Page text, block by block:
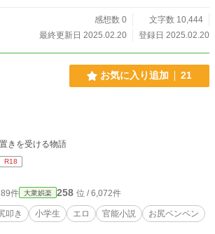
感想数 0
文字数 10,444
最終更新日 2025.02.20
登録日 2025.02.20
お気に入り追加 21
きを受ける物語
R18
件 大衆娯楽 258 位 / 6,072件
叩き 小学生 エロ 官能小説
お尻ペンペン